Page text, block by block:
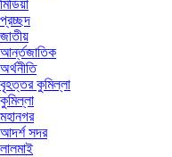
মিডিয়া
প্রচ্ছদ
জাতীয়
আর্ন্তজাতিক
অর্থনীতি
বৃহত্তর কুমিল্লা
কুমিল্লা
মহানগর
আদর্শ সদর
লালমাই